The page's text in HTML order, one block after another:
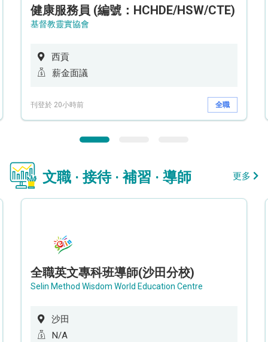
健康服務員 (編號：HCHDE/HSW/CTE)
基督教靈實協會
西貢
薪金面議
刊登於 20小時前 全職
文職 · 接待 · 補習 · 導師 更多
全職英文專科班導師(沙田分校)
Selin Method Wisdom World Education Centre
沙田
N/A